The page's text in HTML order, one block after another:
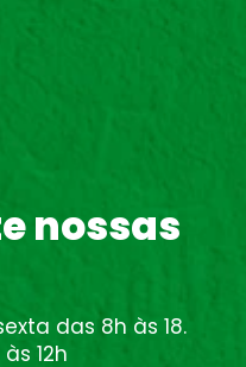
nossas
das 8h às 18.
12h